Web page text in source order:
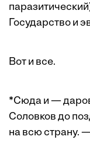
Государство и
Вот и все.
*Сюда и —
Соловков до
на всю страну.